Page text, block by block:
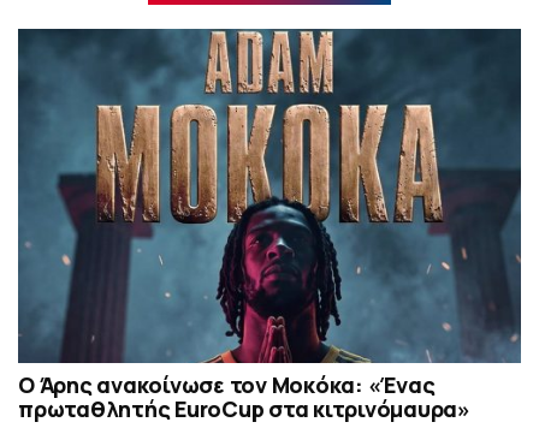
Ο Άρης ανακοίνωσε τον Μοκόκα: «Ένας
πρωταθλητής EuroCup στα κιτρινόμαυρα»